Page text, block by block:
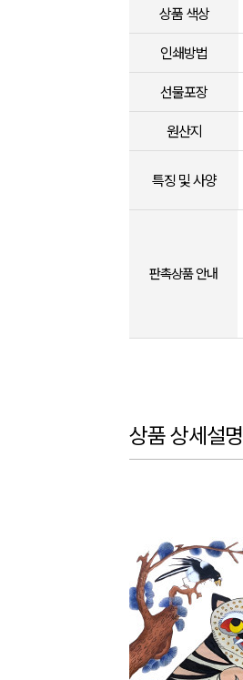
상품 색상
인쇄방법
선물포장
원산지
특징 및 사양
판촉상품 안내
상품 상세설명